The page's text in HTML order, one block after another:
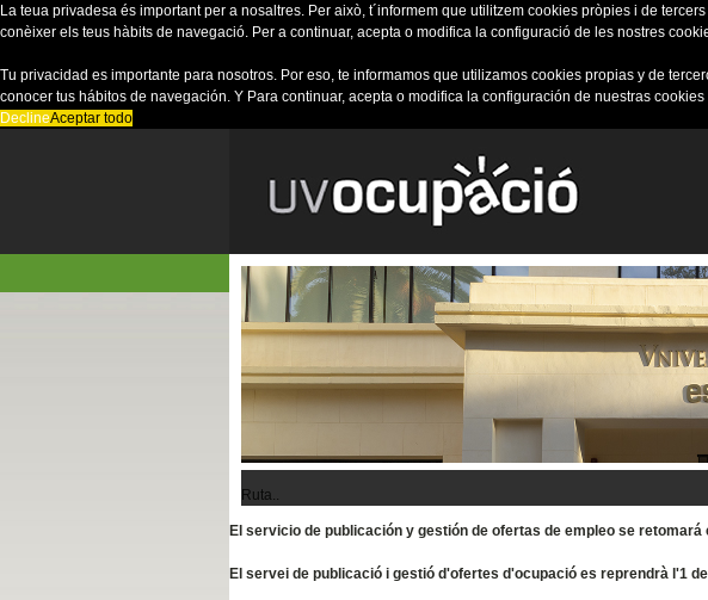
La teua privadesa és important per a nosaltres. Per això, t´informem que utilitzem cookies pròpies i de
conèixer els teus hàbits de navegació. Per a continuar, acepta o modifica la configuració de les nostres
Tu privacidad es importante para nosotros. Por eso, te informamos que utilizamos cookies propias y de
conocer tus hábitos de navegación. Y Para continuar, acepta o modifica la configuración de nuestras cookies
DeclineAceptar todo
Ruta..
El servicio de publicación y gestión de ofertas de empleo se retomará
El servei de publicació i gestió d'ofertes d'ocupació es reprendrà l'1